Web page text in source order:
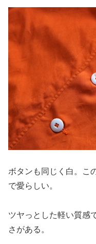
ボタンも同じく白。こ
で愛らしい。
ツヤっとした軽い質感
さがある。